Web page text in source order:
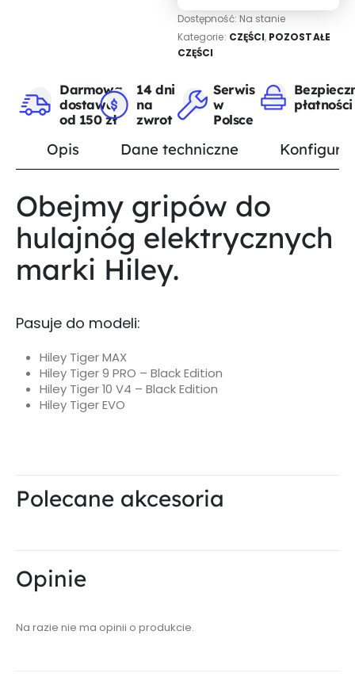
Dostępność: Na stanie
Kategorie: CZĘŚCI, POZOSTAŁE
CZĘŚCI
Darmowa
dostawa
od 150 zł
14 dni
na
zwrot
Serwis
w
Polsce
płatności
Opis Dane techniczne
Obejmy gripów do
hulajnóg elektrycznych
marki Hiley.
Pasuje do modeli:
Hiley Tiger MAX
Hiley Tiger 9 PRO – Black Edition
Hiley Tiger 10 V4 – Black Edition
Hiley Tiger EVO
Polecane akcesoria
Opinie
Na razie nie ma opinii o produkcie.